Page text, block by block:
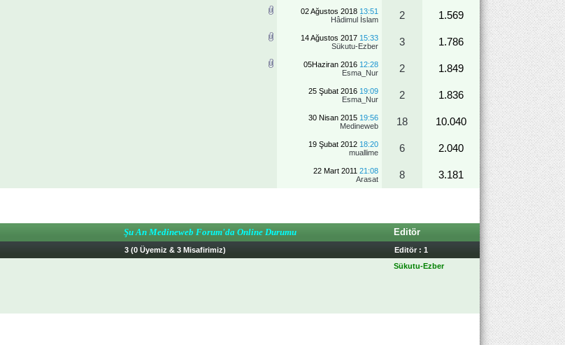
02 Ağustos 2018 13:51
Hâdimul İslam
2
1.569
14 Ağustos 2017 15:33
Sükutu-Ezber
3
1.786
05Haziran 2016 12:28
Esma_Nur
2
1.849
25 Şubat 2016 19:09
Esma_Nur
2
1.836
30 Nisan 2015 19:56
Medineweb
18
10.040
19 Şubat 2012 18:20
muallime
6
2.040
22 Mart 2011 21:08
Arasat
8 3.181
Şu An Medineweb Forum'da Online Durumu Editör
3 (0 Üyemiz & 3 Misafirimiz)
Editör : 1
Sükutu-Ezber